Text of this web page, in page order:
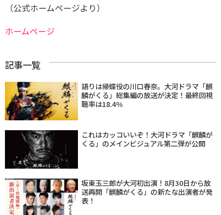
（公式ホームページより）
ホームページ
記事一覧
語りは帰蝶役の川口春奈。大河ドラマ「麒
麟がくる」総集編の放送が決定！最終回視
聴率は18.4%
これはカッコいいぞ！大河ドラマ「麒麟が
くる」のメインビジュアル第二弾が公開
坂東玉三郎が大河初出演！8月30日から放
送再開「麒麟がくる」の新たな出演者が発
表！